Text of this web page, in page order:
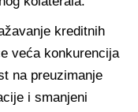
kreditnih
veća konkurencija
na preuzimanje
i smanjeni